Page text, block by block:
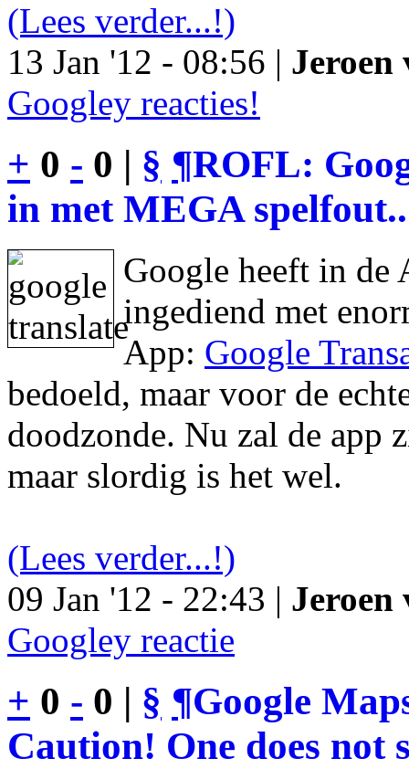
(Lees verder...!)
13 Jan '12 - 08:56 | Jeroen
Googley reacties!
+ 0 - 0 | § ¶ROFL:
in met MEGA
Google heeft in de
ingediend met
App: Google
bedoeld, maar voor de
doodzonde. Nu zal de app
maar slordig is het wel.
(Lees verder...!)
09 Jan '12 - 22:43 | Jeroen
Googley reactie
+ 0 - 0 | § ¶Google
Caution! One does